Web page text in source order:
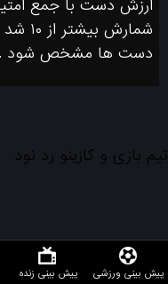
ارزش دست با جمع
دست ها مشخص شود .
پیش بینی ورزشی پیش بینی زنده
تیم بازی و کازینو رد نود